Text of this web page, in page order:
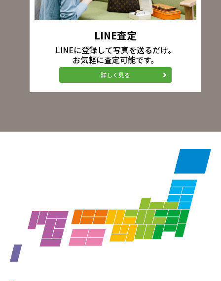
LINE査定
LINEに登録して写真を送るだけ。
お気軽に査定可能です。
詳しく見る